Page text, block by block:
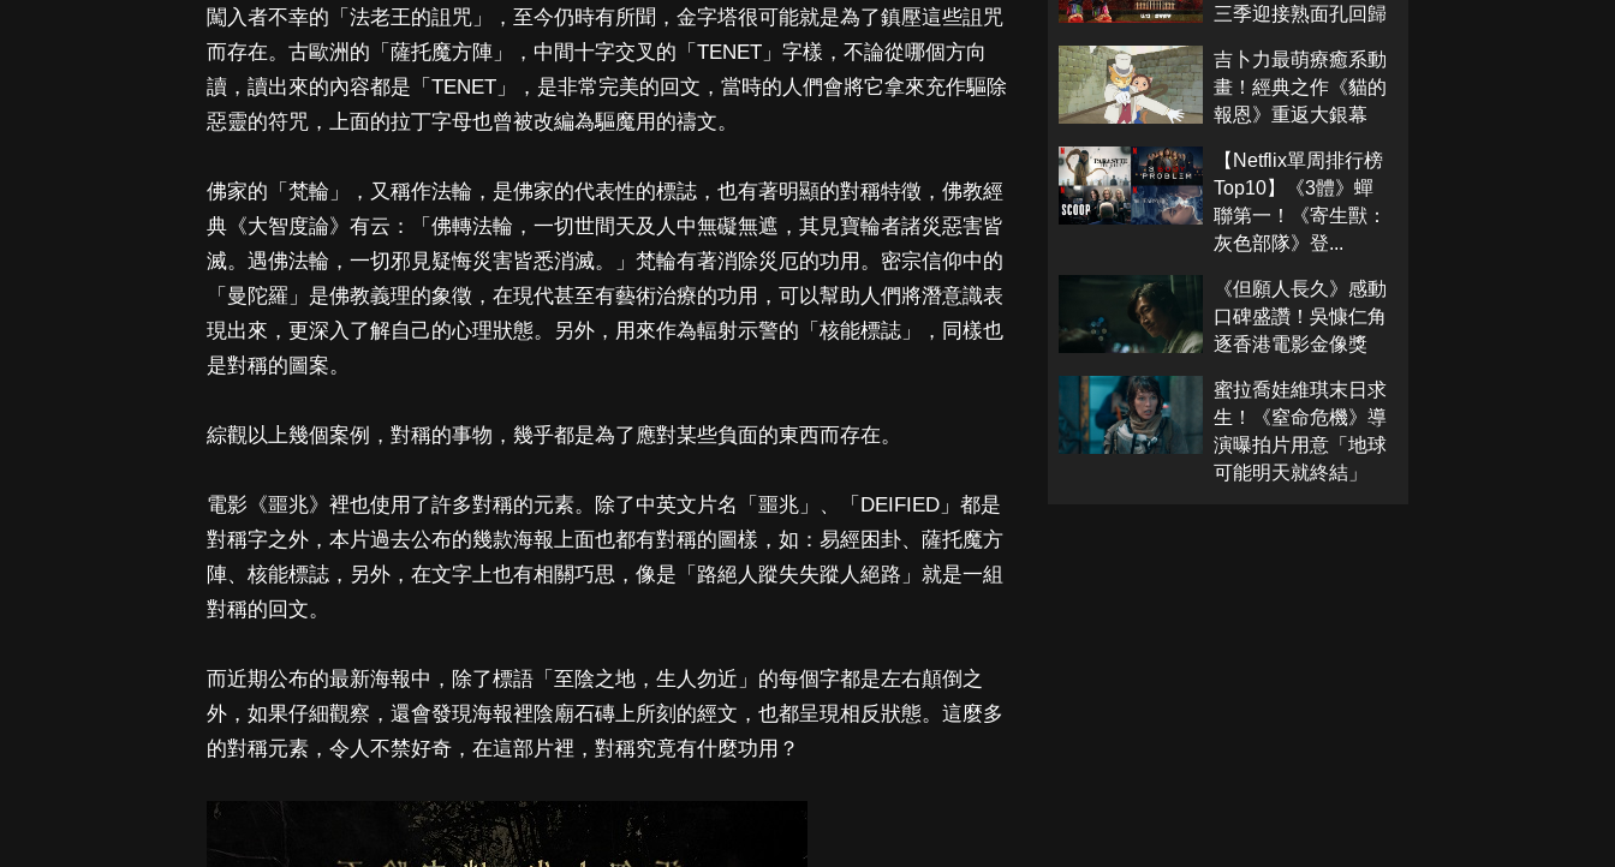
闖入者不幸的「法老王的詛咒」，至今仍時有所聞，金字塔很可能就是為了鎮壓這些詛咒
而存在。古歐洲的「薩托魔方陣」，中間十字交叉的「TENET」字樣，不論從哪個方向
讀，讀出來的內容都是「TENET」，是非常完美的回文，當時的人們會將它拿來充作驅除
惡靈的符咒，上面的拉丁字母也曾被改編為驅魔用的禱文。
佛家的「梵輪」，又稱作法輪，是佛家的代表性的標誌，也有著明顯的對稱特徵，佛教經
典《大智度論》有云：「佛轉法輪，一切世間天及人中無礙無遮，其見寶輪者諸災惡害皆
滅。遇佛法輪，一切邪見疑悔災害皆悉消滅。」梵輪有著消除災厄的功用。密宗信仰中的
「曼陀羅」是佛教義理的象徵，在現代甚至有藝術治療的功用，可以幫助人們將潛意識表
現出來，更深入了解自己的心理狀態。另外，用來作為輻射示警的「核能標誌」，同樣也
是對稱的圖案。
綜觀以上幾個案例，對稱的事物，幾乎都是為了應對某些負面的東西而存在。
電影《噩兆》裡也使用了許多對稱的元素。除了中英文片名「噩兆」、「DEIFIED」都是
對稱字之外，本片過去公布的幾款海報上面也都有對稱的圖樣，如：易經困卦、薩托魔方
陣、核能標誌，另外，在文字上也有相關巧思，像是「路絕人蹤失失蹤人絕路」就是一組
對稱的回文。
而近期公布的最新海報中，除了標語「至陰之地，生人勿近」的每個字都是左右顛倒之
外，如果仔細觀察，還會發現海報裡陰廟石磚上所刻的經文，也都呈現相反狀態。這麼多
的對稱元素，令人不禁好奇，在這部片裡，對稱究竟有什麼功用？
三季迎接熟面孔回歸
吉卜力最萌療癒系動
畫！經典之作《貓的
報恩》重返大銀幕
【Netflix單周排行榜
Top10】《3體》蟬
聯第一！《寄生獸：
灰色部隊》登...
《但願人長久》感動
口碑盛讚！吳慷仁角
逐香港電影金像獎
蜜拉喬娃維琪末日求
生！《窒命危機》導
演曝拍片用意「地球
可能明天就終結」